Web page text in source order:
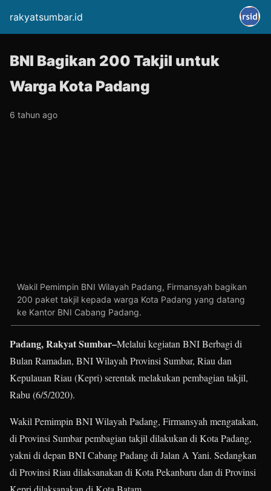
rakyatsumbar.id
BNI Bagikan 200 Takjil untuk
Warga Kota Padang
6 tahun ago
Wakil Pemimpin BNI Wilayah Padang, Firmansyah bagikan
200 paket takjil kepada warga Kota Padang yang datang
ke Kantor BNI Cabang Padang.
Padang, Rakyat Sumbar–Melalui kegiatan BNI Berbagi di
Bulan Ramadan, BNI Wilayah Provinsi Sumbar, Riau dan
Kepulauan Riau (Kepri) serentak melakukan pembagian takjil,
Rabu (6/5/2020).
Wakil Pemimpin BNI Wilayah Padang, Firmansyah mengatakan,
di Provinsi Sumbar pembagian takjil dilakukan di Kota Padang,
yakni di depan BNI Cabang Padang di Jalan A Yani. Sedangkan
di Provinsi Riau dilaksanakan di Kota Pekanbaru dan di Provinsi